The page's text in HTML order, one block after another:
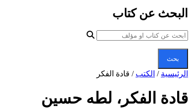
البحث عن كتاب
بحث
الرئيسية / الكتب / قادة الفكر
قادة الفكر، لطه حسين